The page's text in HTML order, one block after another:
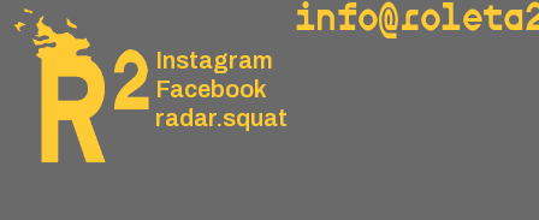
Instagram
Facebook
radar.squat